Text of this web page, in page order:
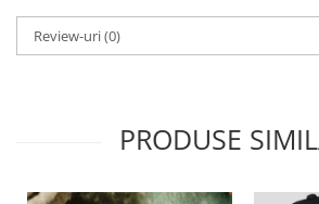
Review-uri(0)
PRODUSE